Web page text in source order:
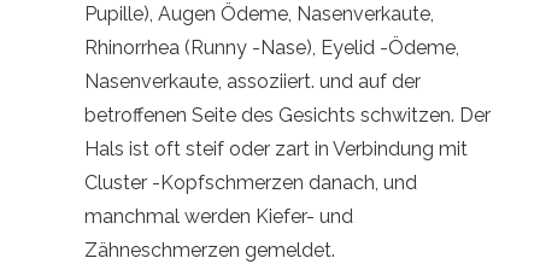
Pupille), Augen Ödeme, Nasenverkaute,
Rhinorrhea (Runny -Nase), Eyelid -Ödeme,
Nasenverkaute, assoziiert. und auf der
betroffenen Seite des Gesichts schwitzen. Der
Hals ist oft steif oder zart in Verbindung mit
Cluster -Kopfschmerzen danach, und
manchmal werden Kiefer- und
Zähneschmerzen gemeldet.